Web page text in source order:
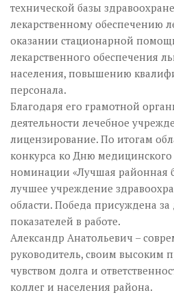
технической базы
лекарственному обеспечению
оказании стационарной
лекарственного обеспечения
населения, повышению
персонала.
Благодаря его грамотной
деятельности лечебное
лицензирование. По итогам
конкурса ко Дню медицинского
номинации «Лучшая районная
лучшее учреждение
области. Победа присуждена
показателей в работе.
Александр Анатольевич –
руководитель, своим высоким
чувством долга и
коллег и населения района.